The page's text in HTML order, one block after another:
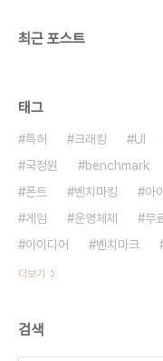
최근 포스트
태그
특허 크래킹 UI
국정원
benchmark
폰트
벤치마킹 아
게임
운영체제 무
아이디어
벤치마크
더보기
검색